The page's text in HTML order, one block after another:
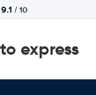
9.1 / 10
express